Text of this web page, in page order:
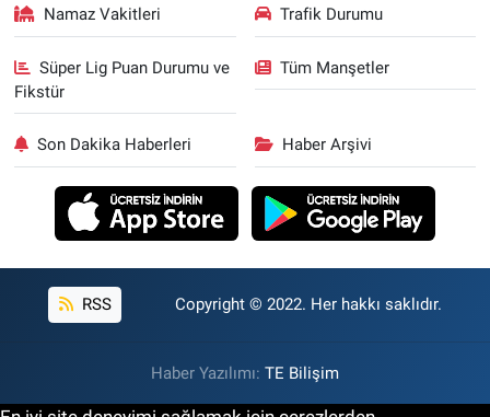
Namaz Vakitleri Trafik Durumu
Süper Lig Puan Durumu ve
Fikstür
Tüm Manşetler
Son Dakika Haberleri Haber Arşivi
RSS Copyright © 2022. Her hakkı saklıdır.
Haber Yazılımı: TE Bilişim